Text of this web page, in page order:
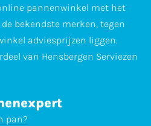
pannenwinkel met het
bekendste merken, tegen
adviesprijzen liggen.
van Hensbergen Serviezen
pan?